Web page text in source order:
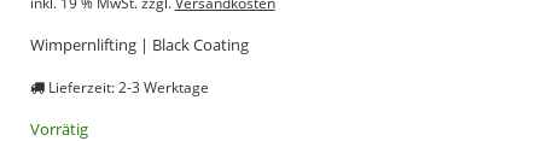
auf
Wimpernlifting | Black Coating
Lieferzeit: 2-3 Werktage
Vorrätig